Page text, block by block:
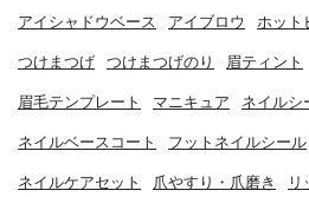
アイシャドウベース アイブロウ ホット
つけまつげ つけまつげのり 眉ティント
眉毛テンプレート マニキュア ネイルシ
ネイルベースコート フットネイルシール
ネイルケアセット 爪やすり・爪磨き リ